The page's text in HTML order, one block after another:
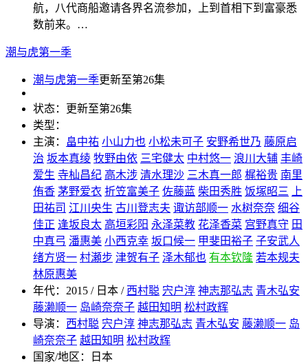
航，八代商船邀请各界名流参加，上到首相下到富豪悉
数前来。…
潮与虎第一季
潮与虎第一季更新至第26集
状态：
更新至第26集
类型：
主演：
畠中祐 小山力也 小松未可子 安野希世乃 藤原启
治 坂本真绫 牧野由依 三宅健太 中村悠一 浪川大辅 丰崎
爱生 寺杣昌纪 高木涉 清水理沙 三木真一郎 梶裕贵 南里
侑香 茅野爱衣 折笠富美子 佐藤蓝 柴田秀胜 饭塚昭三 上
田祐司 江川央生 古川登志夫 诹访部顺一 水树奈奈 细谷
佳正 逢坂良太 高垣彩阳 永泽菜教 花泽香菜 宫野真守 田
中真弓 潘惠美 小西克幸 坂口候一 甲斐田裕子 子安武人
绪方贤一 村瀬步 津贺有子 泽木郁也 有本钦隆 若本规夫
林原惠美
年代： 2015 / 日本 / 西村聪 宍户淳 神志那弘志 青木弘安
藤濑顺一 岛崎奈奈子 越田知明 松村政辉
导演： 西村聪 宍户淳 神志那弘志 青木弘安 藤濑顺一 岛
崎奈奈子 越田知明 松村政辉
国家/地区：
日本